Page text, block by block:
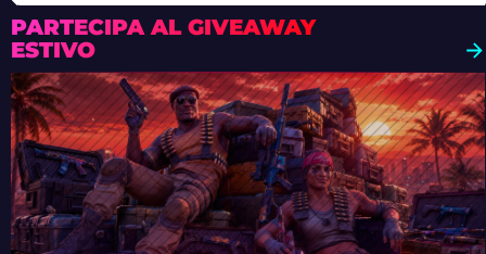
PARTECIPA AL GIVEAWAY
ESTIVO